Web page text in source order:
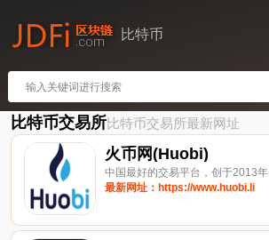
比特币
比特币交易所比特币交易所最新网址
火币网(Huobi)
中国最好的交易平台，创于2013年
最新网址：https://www.huobi.li